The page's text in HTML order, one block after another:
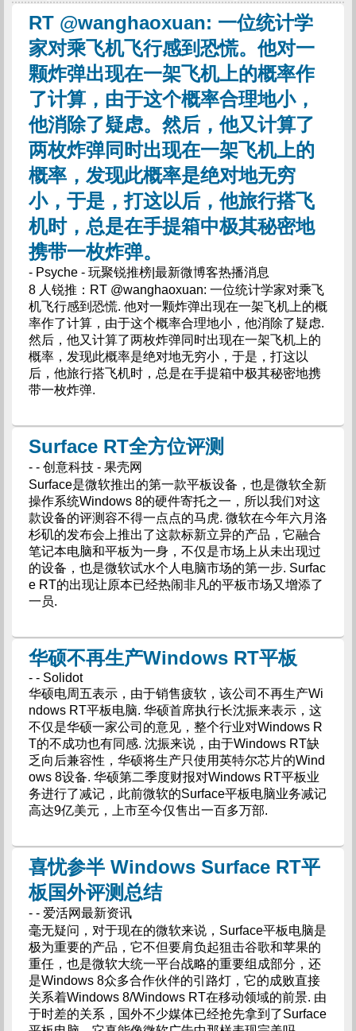
RT @wanghaoxuan: 一位统计学
家对乘飞机飞行感到恐慌。他对一
颗炸弹出现在一架飞机上的概率作
了计算，由于这个概率合理地小，
他消除了疑虑。然后，他又计算了
两枚炸弹同时出现在一架飞机上的
概率，发现此概率是绝对地无穷
小，于是，打这以后，他旅行搭飞
机时，总是在手提箱中极其秘密地
携带一枚炸弹。
- Psyche - 玩聚锐推榜|最新微博客热播消息
8 人锐推：RT @wanghaoxuan: 一位统计学家对乘飞
机飞行感到恐慌. 他对一颗炸弹出现在一架飞机上的概
率作了计算，由于这个概率合理地小，他消除了疑虑.
然后，他又计算了两枚炸弹同时出现在一架飞机上的
概率，发现此概率是绝对地无穷小，于是，打这以
后，他旅行搭飞机时，总是在手提箱中极其秘密地携
带一枚炸弹.
Surface RT全方位评测
- - 创意科技 - 果壳网
Surface是微软推出的第一款平板设备，也是微软全新
操作系统Windows 8的硬件寄托之一，所以我们对这
款设备的评测容不得一点点的马虎. 微软在今年六月洛
杉矶的发布会上推出了这款标新立异的产品，它融合
笔记本电脑和平板为一身，不仅是市场上从未出现过
的设备，也是微软试水个人电脑市场的第一步. Surfac
e RT的出现让原本已经热闹非凡的平板市场又增添了
一员.
华硕不再生产Windows RT平板
- - Solidot
华硕电周五表示，由于销售疲软，该公司不再生产Wi
ndows RT平板电脑. 华硕首席执行长沈振来表示，这
不仅是华硕一家公司的意见，整个行业对Windows R
T的不成功也有同感. 沈振来说，由于Windows RT缺
乏向后兼容性，华硕将生产只使用英特尔芯片的Wind
ows 8设备. 华硕第二季度财报对Windows RT平板业
务进行了减记，此前微软的Surface平板电脑业务减记
高达9亿美元，上市至今仅售出一百多万部.
喜忧参半 Windows Surface RT平
板国外评测总结
- - 爱活网最新资讯
毫无疑问，对于现在的微软来说，Surface平板电脑是
极为重要的产品，它不但要肩负起狙击谷歌和苹果的
重任，也是微软大统一平台战略的重要组成部分，还
是Windows 8众多合作伙伴的引路灯，它的成败直接
关系着Windows 8/Windows RT在移动领域的前景. 由
于时差的关系，国外不少媒体已经抢先拿到了Surface